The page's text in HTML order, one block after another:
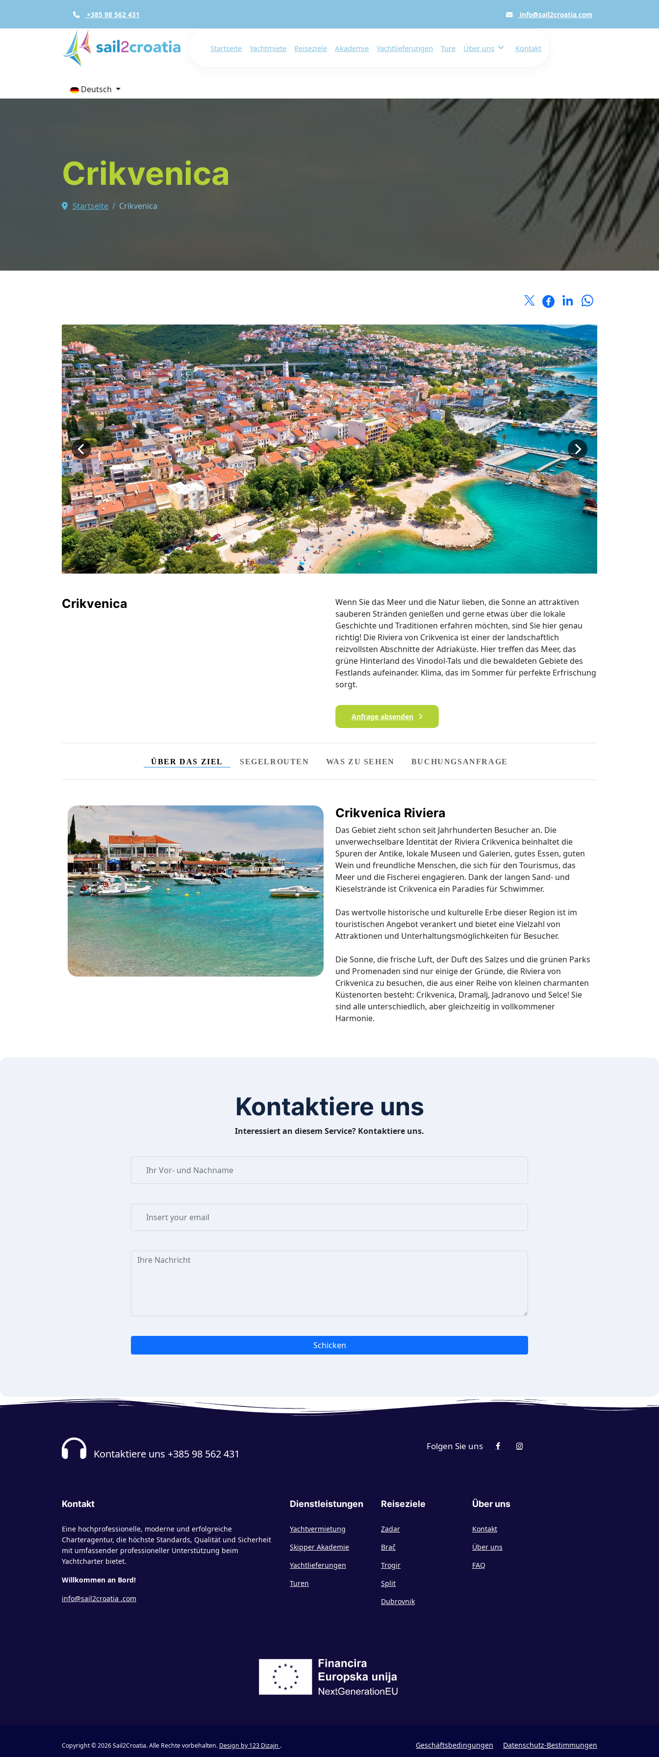
+385 98 562 431 info@sail2croatia.com
Startseite Yachtmiete Reiseziele Akademie Yachtlieferungen Ture Über uns Kontakt
Deutsch
Crikvenica
Startseite Crikvenica
Crikvenica
Wenn Sie das Meer und die Natur lieben, die Sonne an attraktiven
sauberen Stränden genießen und gerne etwas über die lokale
Geschichte und Traditionen erfahren möchten, sind Sie hier genau
richtig! Die Riviera von Crikvenica ist einer der landschaftlich
reizvollsten Abschnitte der Adriaküste. Hier treffen das Meer, das
grüne Hinterland des Vinodol-Tals und die bewaldeten Gebiete des
Festlands aufeinander. Klima, das im Sommer für perfekte Erfrischung
sorgt.
Anfrage absenden
ÜBER DAS ZIEL SEGELROUTEN WAS ZU SEHEN BUCHUNGSANFRAGE
Crikvenica Riviera
Das Gebiet zieht schon seit Jahrhunderten Besucher an. Die
unverwechselbare Identität der Riviera Crikvenica beinhaltet die
Spuren der Antike, lokale Museen und Galerien, gutes Essen, guten
Wein und freundliche Menschen, die sich für den Tourismus, das
Meer und die Fischerei engagieren. Dank der langen Sand- und
Kieselstrände ist Crikvenica ein Paradies für Schwimmer.
Das wertvolle historische und kulturelle Erbe dieser Region ist im
touristischen Angebot verankert und bietet eine Vielzahl von
Attraktionen und Unterhaltungsmöglichkeiten für Besucher.
Die Sonne, die frische Luft, der Duft des Salzes und die grünen Parks
und Promenaden sind nur einige der Gründe, die Riviera von
Crikvenica zu besuchen, die aus einer Reihe von kleinen charmanten
Küstenorten besteht: Crikvenica, Dramalj, Jadranovo und Selce! Sie
sind alle unterschiedlich, aber gleichzeitig in vollkommener
Harmonie.
Kontaktiere uns
Interessiert an diesem Service? Kontaktiere uns.
Schicken
Kontaktiere uns +385 98 562 431
Folgen Sie uns
Kontakt
Eine hochprofessionelle, moderne und erfolgreiche
Charteragentur, die höchste Standards, Qualität und Sicherheit
mit umfassender professioneller Unterstützung beim
Yachtcharter bietet.
Willkommen an Bord!
info@sail2croatia .com
Dienstleistungen
Yachtvermietung
Skipper Akademie
Yachtlieferungen
Turen
Reiseziele
Zadar
Brač
Trogir
Split
Dubrovnik
Über uns
Kontakt
Über uns
FAQ
Copyright © 2026 Sail2Croatia. Alle Rechte vorbehalten. Design by 123 Dizajn . Geschäftsbedingungen Datenschutz-Bestimmungen